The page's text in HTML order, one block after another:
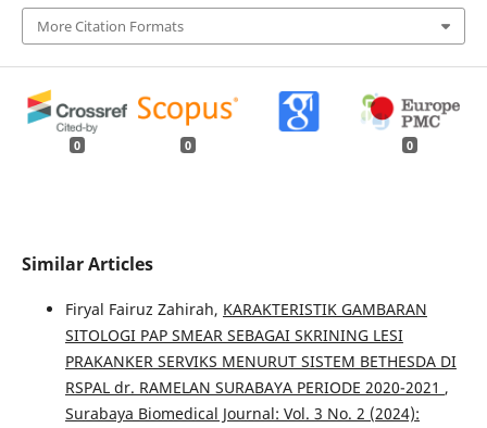
More Citation Formats
0 0 0
Similar Articles
Firyal Fairuz Zahirah, KARAKTERISTIK GAMBARAN
SITOLOGI PAP SMEAR SEBAGAI SKRINING LESI
PRAKANKER SERVIKS MENURUT SISTEM BETHESDA DI
RSPAL dr. RAMELAN SURABAYA PERIODE 2020-2021 ,
Surabaya Biomedical Journal: Vol. 3 No. 2 (2024):